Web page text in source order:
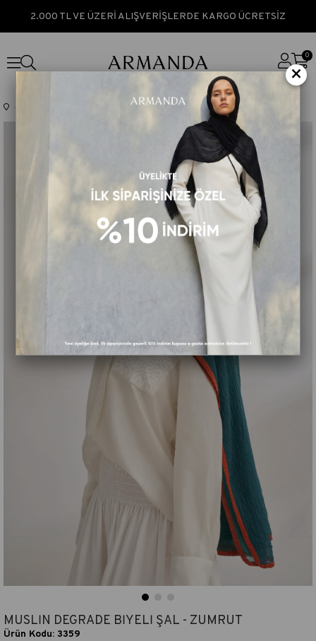
2.000 TL VE ÜZERİ ALIŞVERİŞLERDE KARGO ÜCRETSİZ
0
Anasayfa MÜSLİN DEGRADE BİYELİ ŞAL - ZÜMRÜT
MÜSLİN DEGRADE BİYELİ ŞAL - ZÜMRÜT
Ürün Kodu: 3359
×